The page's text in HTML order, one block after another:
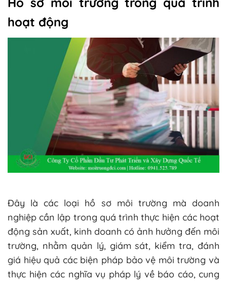
hoạt động
Đây là các loại hồ sơ môi trường mà doanh
nghiệp cần lập trong quá trình thực hiện các hoạt
động sản xuất, kinh doanh có ảnh hưởng đến môi
trường, nhằm quản lý, giám sát, kiểm tra, đánh
giá hiệu quả các biện pháp bảo vệ môi trường và
thực hiện các nghĩa vụ pháp lý về báo cáo, cung